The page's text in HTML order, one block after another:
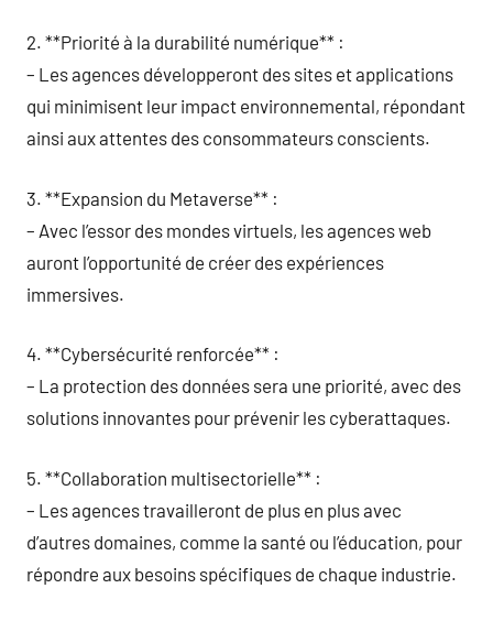
2. **Priorité à la durabilité numérique** :
– Les agences développeront des sites et applications
qui minimisent leur impact environnemental, répondant
ainsi aux attentes des consommateurs conscients.
3. **Expansion du Metaverse** :
– Avec l’essor des mondes virtuels, les agences web
auront l’opportunité de créer des expériences
immersives.
4. **Cybersécurité renforcée** :
– La protection des données sera une priorité, avec des
solutions innovantes pour prévenir les cyberattaques.
5. **Collaboration multisectorielle** :
– Les agences travailleront de plus en plus avec
d’autres domaines, comme la santé ou l’éducation, pour
répondre aux besoins spécifiques de chaque industrie.